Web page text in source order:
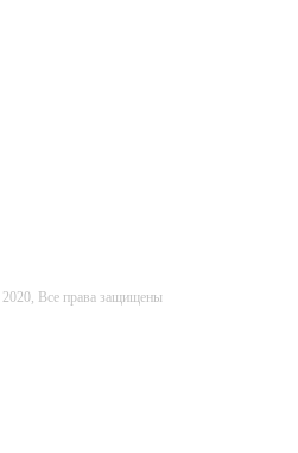
Все права защищены